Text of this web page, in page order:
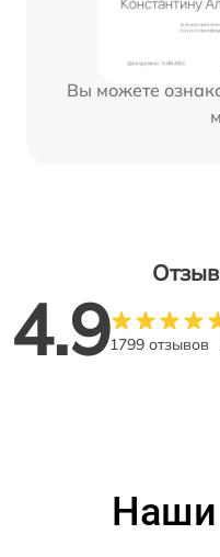
Вы можете
4.91799 отзывов
Наши